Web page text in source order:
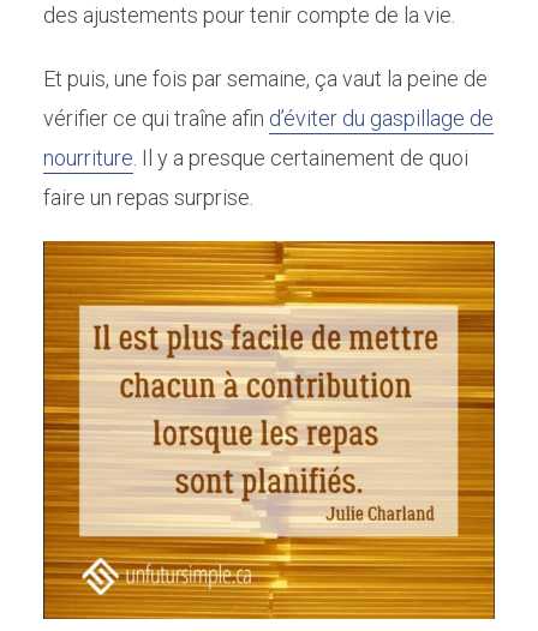
des ajustements pour tenir compte de la vie.
Et puis, une fois par semaine, ça vaut la peine de
vérifier ce qui traîne afin d’éviter du gaspillage de
nourriture . Il y a presque certainement de quoi
faire un repas surprise.